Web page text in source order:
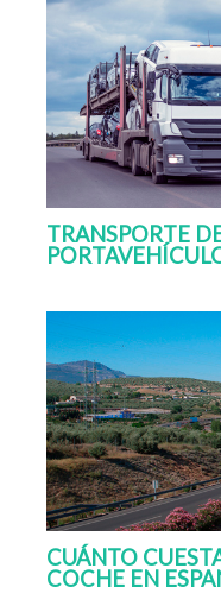
TRANSPORTE
CUÁNTO
COCHE EN